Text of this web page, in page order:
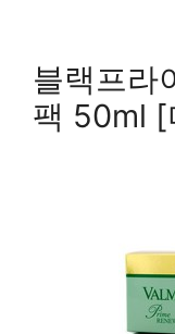
블랙프라
팩 50ml [